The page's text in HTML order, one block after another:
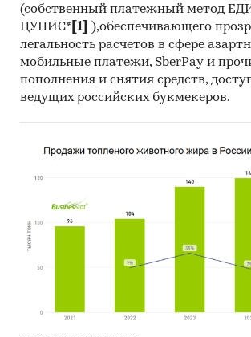
Результаты исследований
консалтинговых агентств.
Материалы отраслевых
Результаты ценовых
(United Nations Statistics
Commodity Statistics, Food and
Organization и др.).
Фонда
(собственный платежный метод
ЦУПИС* [1]
),обеспечивающего
легальность расчетов в сфере
мобильные платежи, SberPay и
пополнения и снятия средств,
ведущих российских букмекеров.